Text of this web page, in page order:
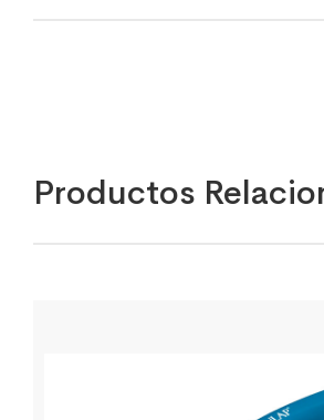
Productos